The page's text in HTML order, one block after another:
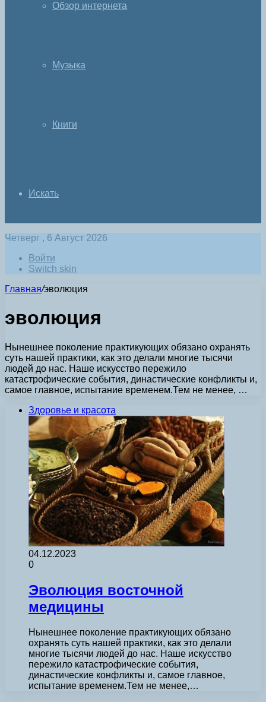
Обзор интернета
Музыка
Книги
Искать
Четверг , 6 Август 2026
Войти
Switch skin
Главная/эволюция
эволюция
Нынешнее поколение практикующих обязано охранять
суть нашей практики, как это делали многие тысячи
людей до нас. Наше искусство пережило
катастрофические события, династические конфликты и,
самое главное, испытание временем.Тем не менее, …
Здоровье и красота
04.12.2023
0
Эволюция восточной
медицины
Нынешнее поколение практикующих обязано
охранять суть нашей практики, как это делали
многие тысячи людей до нас. Наше искусство
пережило катастрофические события,
династические конфликты и, самое главное,
испытание временем.Тем не менее,…